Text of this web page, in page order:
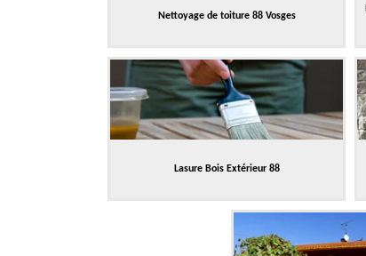
Nettoyage de toiture 88 Vosges
Lasure Bois Extérieur 88